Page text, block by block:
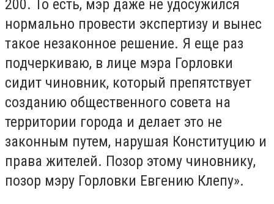
200. То есть, мэр даже не удосужился
нормально провести экспертизу и вынес
такое незаконное решение. Я еще раз
подчеркиваю, в лице мэра Горловки
сидит чиновник, который препятствует
созданию общественного совета на
территории города и делает это не
законным путем, нарушая Конституцию и
права жителей. Позор этому чиновнику,
позор мэру Горловки Евгению Клепу».